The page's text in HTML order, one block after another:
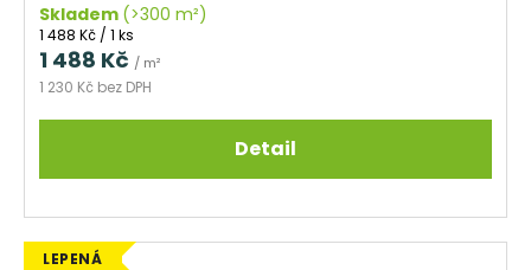
Skladem (>300 m²)
1 230 Kč bez DPH
1 488 Kč / m²
Měrná
cena:
1 488 Kč / 1 ks
Detail
LEPENÁ